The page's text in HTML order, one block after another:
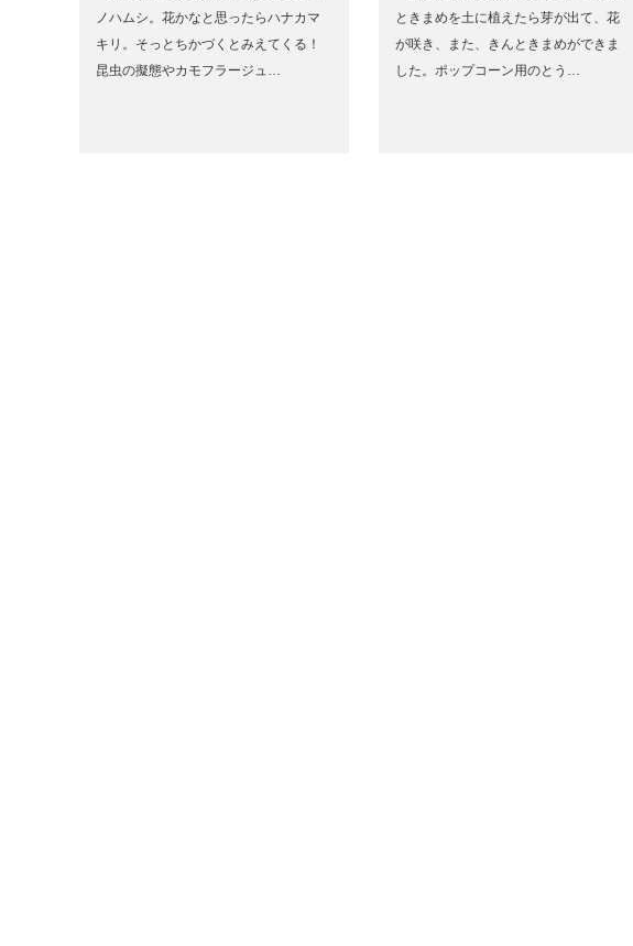
ノハムシ。花かなと思ったらハナカマ
キリ。そっとちかづくとみえてくる！
昆虫の擬態やカモフラージュ…
ときまめを土に植えたら芽が出て、花
が咲き、また、きんときまめができま
した。ポップコーン用のとう…